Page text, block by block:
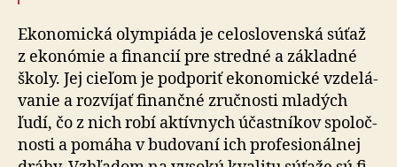
Ekonomická olympiáda je celo­slo­venská súťaž
z eko­nó­mie a finan­cií pre stred­né a zá­klad­né
školy. Jej cie­ľom je pod­po­riť eko­no­mické vzdelá­
vanie a roz­víjať fi­nančné zruč­nosti mla­dých
ľudí, čo z nich robí aktívnych účastníkov spoloč­
nosti a pomáha v bu­do­va­ní ich pro­fe­sio­nálnej